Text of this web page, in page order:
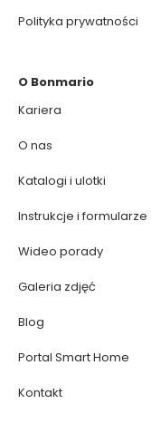
Polityka prywatności
O Bonmario
Kariera
O nas
Katalogi i ulotki
Instrukcje i formularze
Wideo porady
Galeria zdjęć
Blog
Portal Smart Home
Kontakt